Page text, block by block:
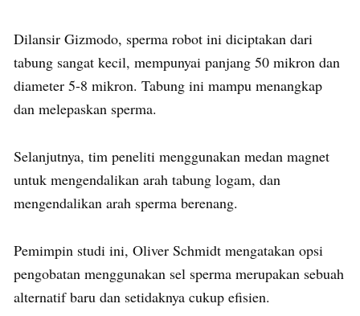
Dilansir Gizmodo, sperma robot ini diciptakan dari
tabung sangat kecil, mempunyai panjang 50 mikron dan
diameter 5-8 mikron. Tabung ini mampu menangkap
dan melepaskan sperma.
Selanjutnya, tim peneliti menggunakan medan magnet
untuk mengendalikan arah tabung logam, dan
mengendalikan arah sperma berenang.
Pemimpin studi ini, Oliver Schmidt mengatakan opsi
pengobatan menggunakan sel sperma merupakan sebuah
alternatif baru dan setidaknya cukup efisien.